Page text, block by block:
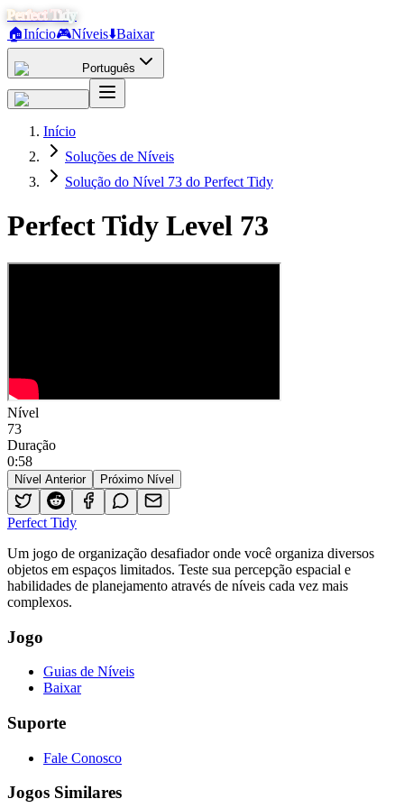
Perfect Tidy
🏠Início🎮Níveis⬇️Baixar
Português
Início
Soluções de Níveis
Solução do Nível 73 do Perfect Tidy
Perfect Tidy Level 73
Nível
73
Duração
0:58
Nível Anterior Próximo Nível
Perfect Tidy
Um jogo de organização desafiador onde você organiza diversos
objetos em espaços limitados. Teste sua percepção espacial e
habilidades de planejamento através de níveis cada vez mais
complexos.
Jogo
Guias de Níveis
Baixar
Suporte
Fale Conosco
Jogos Similares